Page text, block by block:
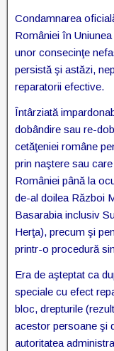
Condamnarea
României în
unor consecinţe
persistă şi astăzi,
reparatorii efective.
Întârziată
dobândire sau re-
cetăţeniei române
prin naştere sau
României până la
de-al doilea Război
Basarabia inclusiv
Herţa), precum şi
printr-o procedură
Era de aşteptat ca
speciale cu efect
bloc, drepturile
acestor persoane şi
autoritatea